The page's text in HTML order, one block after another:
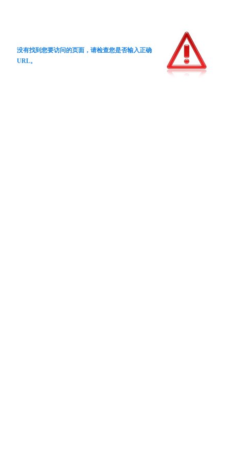
没有找到您要访问的页面，请检查您是否输入正确
URL。